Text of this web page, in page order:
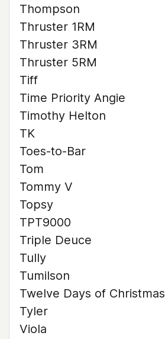
Thompson
Thruster 1RM
Thruster 3RM
Thruster 5RM
Tiff
Time Priority Angie
Timothy Helton
TK
Toes-to-Bar
Tom
Tommy V
Topsy
TPT9000
Triple Deuce
Tully
Tumilson
Twelve Days of Christmas
Tyler
Viola